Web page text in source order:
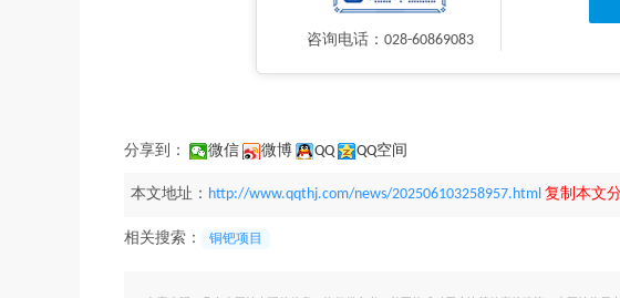
咨询电话：028-60869083
分享到： 微信 微博 QQ QQ空间
本文地址： http://www.qqthj.com/news/202506103258957.html 复制本文
相关搜索： 铜钯项目